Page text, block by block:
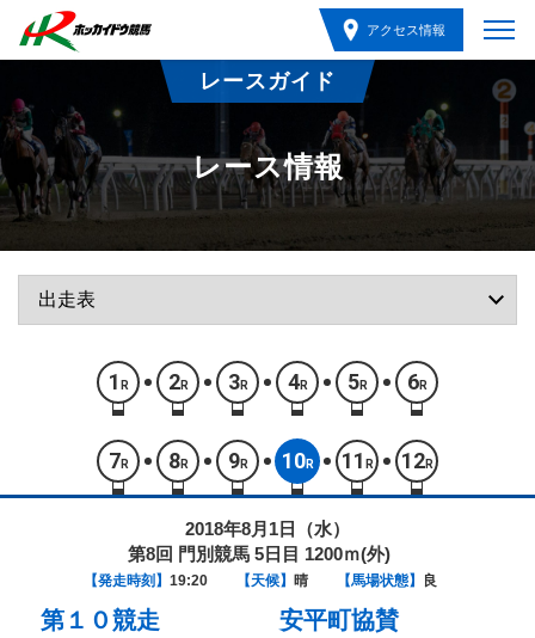
アクセス情報
レースガイド
レース情報
1 R 2R 3R 4R 5R 6R
7 R 8R 9R 10R 11 R 12R
2018年8月1日（水）
第8回 門別競馬 5日目 1200ｍ(外)
【発走時刻】 19:20 【天候】 晴 【馬場状態】 良
第１０競走
安平町協賛